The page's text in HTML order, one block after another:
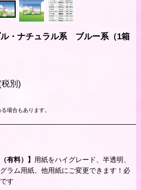
・ナチュラル系 ブルー系（1箱
税別)
場合もあります。
有料）】 用紙をハイグレード、半透明、
ラム用紙、他用紙にご変更できます！必
す